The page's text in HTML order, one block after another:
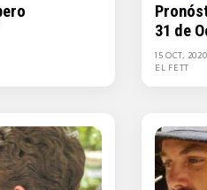
31 de
15 OCT, 2020
EL FETT